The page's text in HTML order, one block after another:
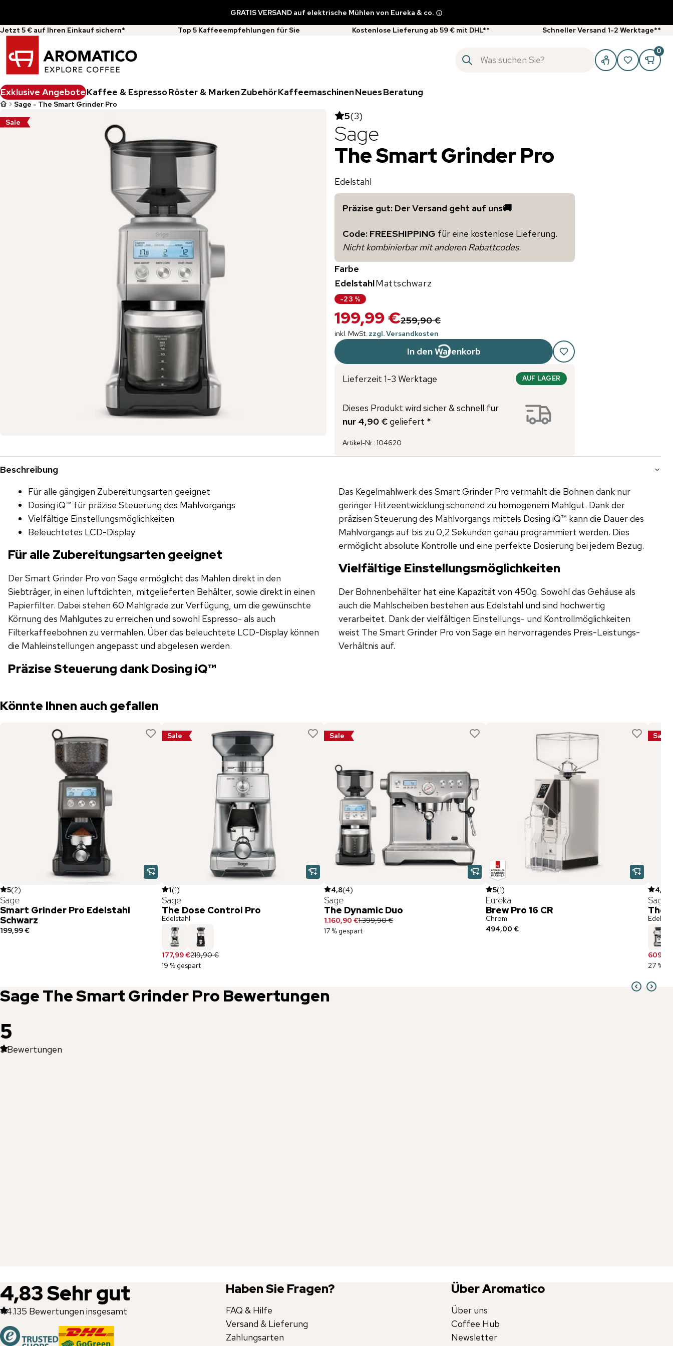
GRATIS VERSAND auf elektrische Mühlen von Eureka & co.
Jetzt 5 € auf Ihren Einkauf sichern*
Top 5 Kaffeeempfehlungen für Sie Kostenlose Lieferung ab 59 € mit DHL** Schneller Versand 1-2 Werktage**
0
Exklusive AngeboteKaffee & EspressoRöster & MarkenZubehörKaffeemaschinenNeuesBeratung
Sage - The Smart Grinder Pro
Sale
5(3)
Sage
The Smart Grinder Pro
Edelstahl
Präzise gut: Der Versand geht auf uns🚚
Code: FREESHIPPING für eine kostenlose Lieferung.
Nicht kombinierbar mit anderen Rabattcodes.
Farbe
EdelstahlMattschwarz
-23 %
199,99 €259,90 €
inkl. MwSt. zzgl. Versandkosten
In den Warenkorb
Lieferzeit 1-3 Werktage AUF LAGER
Dieses Produkt wird sicher & schnell für
nur 4,90 €geliefert *
Artikel-Nr.: 104620
Beschreibung
Für alle gängigen Zubereitungsarten geeignet
Dosing iQ™ für präzise Steuerung des Mahlvorgangs
Vielfältige Einstellungsmöglichkeiten
Beleuchtetes LCD-Display
Für alle Zubereitungsarten geeignet
Der Smart Grinder Pro von Sage ermöglicht das Mahlen direkt in den
Siebträger, in einen luftdichten, mitgelieferten Behälter, sowie direkt in einen
Papierfilter. Dabei stehen 60 Mahlgrade zur Verfügung, um die gewünschte
Körnung des Mahlgutes zu erreichen und sowohl Espresso- als auch
Filterkaffeebohnen zu vermahlen. Über das beleuchtete LCD-Display können
die Mahleinstellungen angepasst und abgelesen werden.
Präzise Steuerung dank Dosing iQ™
Das Kegelmahlwerk des Smart Grinder Pro vermahlt die Bohnen dank nur
geringer Hitzeentwicklung schonend zu homogenem Mahlgut. Dank der
präzisen Steuerung des Mahlvorgangs mittels Dosing iQ™ kann die Dauer des
Mahlvorgangs auf bis zu 0,2 Sekunden genau programmiert werden. Dies
ermöglicht absolute Kontrolle und eine perfekte Dosierung bei jedem Bezug.
Vielfältige Einstellungsmöglichkeiten
Der Bohnenbehälter hat eine Kapazität von 450g. Sowohl das Gehäuse als
auch die Mahlscheiben bestehen aus Edelstahl und sind hochwertig
verarbeitet. Dank der vielfältigen Einstellungs- und Kontrollmöglichkeiten
weist The Smart Grinder Pro von Sage ein hervorragendes Preis-Leistungs-
Verhältnis auf.
Könnte Ihnen auch gefallen
5(2)
Sage
Smart Grinder Pro Edelstahl
Schwarz
199,99 €
Sale
1(1)
Sage
The Dose Control Pro
Edelstahl
177,99 €219,90 €
19 % gespart
Sale
4,8(4)
Sage
The Dynamic Duo
1.160,90 €1.399,90 €
17 % gespart
5(1)
Eureka
Brew Pro 16 CR
Chrom
494,00 €
Sale
4,8
Sage
The
27 %
SageThe Smart Grinder Pro Bewertungen
5
3Bewertungen
4,83Sehr gut
44.135 Bewertungen insgesamt
Haben Sie Fragen?
FAQ & Hilfe
Versand & Lieferung
Zahlungsarten
Über Aromatico
Über uns
Coffee Hub
Newsletter